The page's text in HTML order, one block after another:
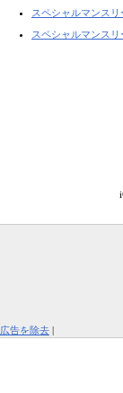
スペシャルマンスリ
スペシャルマンス
広告を除去 |